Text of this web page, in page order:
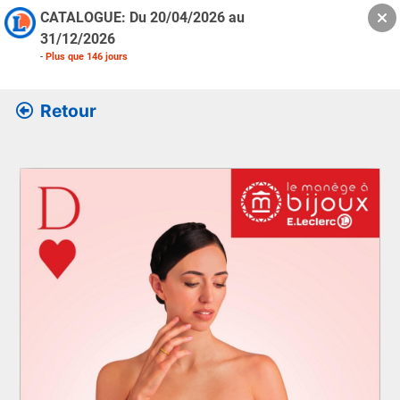
CATALOGUE: Du 20/04/2026 au
31/12/2026
- Plus que 146 jours
Retour